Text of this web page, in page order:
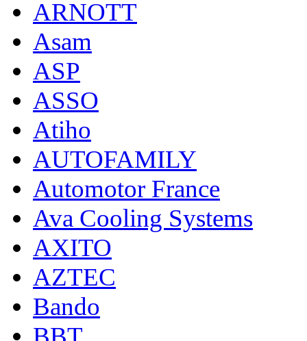
ARNOTT
Asam
ASP
ASSO
Atiho
AUTOFAMILY
Automotor France
Ava Cooling Systems
AXITO
AZTEC
Bando